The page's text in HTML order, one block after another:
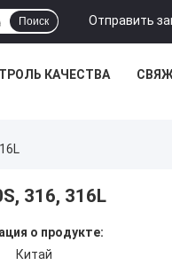
Отправить
Поиск
КАЧЕСТВА
316, 316L
о продукте:
Китай